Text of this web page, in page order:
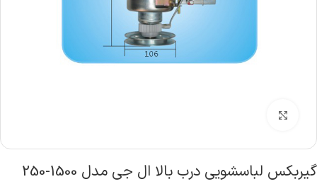
گیربکس لباسشویی درب بالا ال جی مدل 1500-250